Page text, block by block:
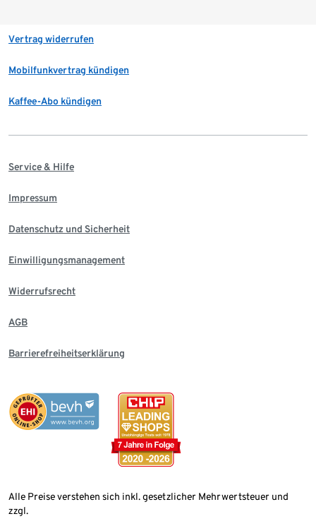
Vertrag widerrufen
Mobilfunkvertrag kündigen
Kaffee-Abo kündigen
Service & Hilfe
Impressum
Datenschutz und Sicherheit
Einwilligungsmanagement
Widerrufsrecht
AGB
Barrierefreiheitserklärung
Alle Preise verstehen sich inkl. gesetzlicher Mehrwertsteuer und
zzgl.